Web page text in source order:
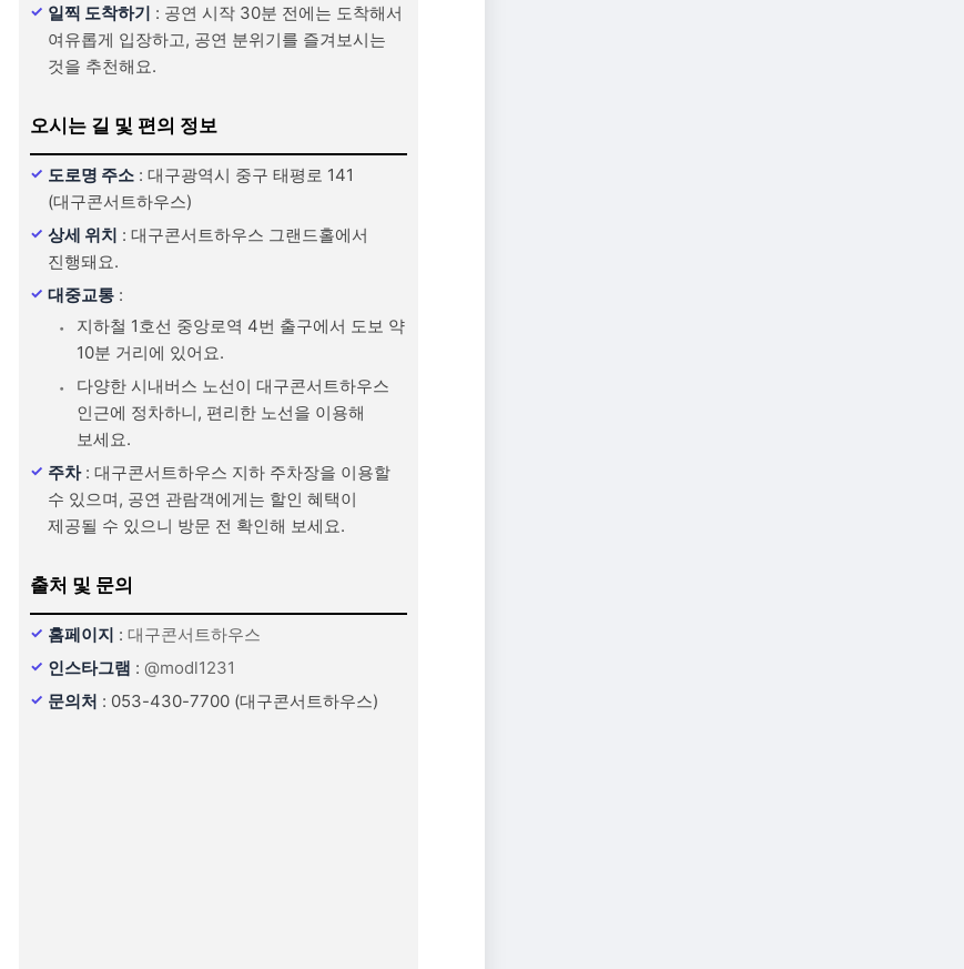
일찍 도착하기 : 공연 시작 30분 전에는 도착해서
여유롭게 입장하고, 공연 분위기를 즐겨보시는
것을 추천해요.
오시는 길 및 편의 정보
도로명 주소 : 대구광역시 중구 태평로 141
(대구콘서트하우스)
상세 위치 : 대구콘서트하우스 그랜드홀에서
진행돼요.
대중교통 :
지하철 1호선 중앙로역 4번 출구에서 도보 약
10분 거리에 있어요.
다양한 시내버스 노선이 대구콘서트하우스
인근에 정차하니, 편리한 노선을 이용해
보세요.
주차 : 대구콘서트하우스 지하 주차장을 이용할
수 있으며, 공연 관람객에게는 할인 혜택이
제공될 수 있으니 방문 전 확인해 보세요.
출처 및 문의
홈페이지 : 대구콘서트하우스
인스타그램 : @modl1231
문의처 : 053-430-7700 (대구콘서트하우스)